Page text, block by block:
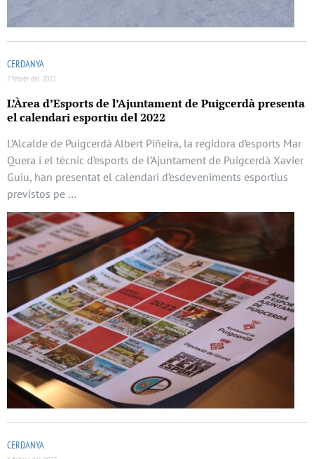
CERDANYA
7 febrer del 2022
L’Àrea d’Esports de l’Ajuntament de Puigcerdà presenta
el calendari esportiu del 2022
L’Alcalde de Puigcerdà Albert Piñeira, la regidora d’esports Mar
Quera i el tècnic d’esports de l’Ajuntament de Puigcerdà Xavier
Guiu, han presentat el calendari d’esdeveniments esportius
previstos pe …
CERDANYA